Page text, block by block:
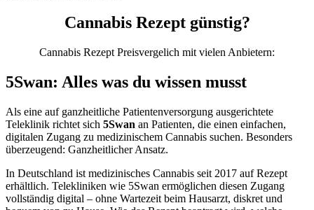
Cannabis Rezept günstig?
Cannabis Rezept Preisvergelich mit vielen Anbietern:
5Swan: Alles was du wissen musst
Als eine auf ganzheitliche Patientenversorgung ausgerichtete
Teleklinik richtet sich 5Swan an Patienten, die einen einfachen,
digitalen Zugang zu medizinischem Cannabis suchen. Besonders
überzeugend: Ganzheitlicher Ansatz.
In Deutschland ist medizinisches Cannabis seit 2017 auf Rezept
erhältlich. Telekliniken wie 5Swan ermöglichen diesen Zugang
vollständig digital – ohne Wartezeit beim Hausarzt, diskret und